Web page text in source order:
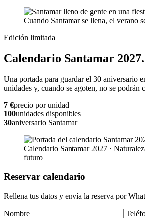
Cuando Santamar se llena, el verano
Edición limitada
Calendario Santamar 2027.
Una portada para guardar el 30 aniversario
unidades y, cuando se agoten, no se podrán
7 €precio por unidad
100unidades disponibles
30aniversario Santamar
Calendario Santamar 2027 ·
futuro
Reservar calendario
Rellena tus datos y envía la reserva por
Nombre